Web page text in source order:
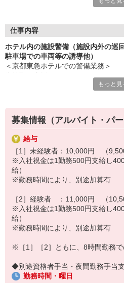
ホテル内での警備業務のため、
丁寧に仕事に取り組む姿勢を
大切にしてくださる方を求めていま
ホテル警備の経験がある方は
ぜひ当社でスキルを活かしてくださ
もちろん未経験からのチャレンジ
さまざまな研修をご用意していま
未経験から警備スキルを身に付けて
どなたも安心してご応募ください。
仕事内容
ホテル内の施設警備（施設内外の巡
駐車場での車両等の誘導他）
＜京都東急ホテルでの警備業務＞
未経験からスキルアップ可能◎
＜主な仕事内容＞
・施設内外の巡回
・モニターでの監視
・立哨による警戒
・車両の誘導業務
・出入りのチェック など
・動画による基本研修
・礼式・誘導の動作研修
・現場での実践研修
未経験でも安心して始められます！
20代・30代・40代・50代・60代ま
もっと見
募集情報（アルバイト・パー
給与
［1］未経験者：10,000円 （
※入社祝金は1勤務500円支給し
給）
※勤務時間により、別途加算有
［2］経験者 ：11,000円 （
※入社祝金は1勤務500円支給し
給）
※勤務時間により、別途加算有
※［1］［2］ともに、8時間勤務で
◆別途資格者手当・夜間勤務手当
勤務時間・曜日